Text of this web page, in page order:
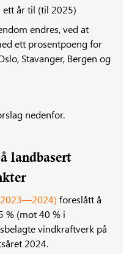
ett år til (til 2025)
endres, ved at
ett prosentpoeng for
Stavanger, Bergen og
nedenfor.
landbasert
foreslått å
% (mot 40 % i
vindkraftverk på
2024.